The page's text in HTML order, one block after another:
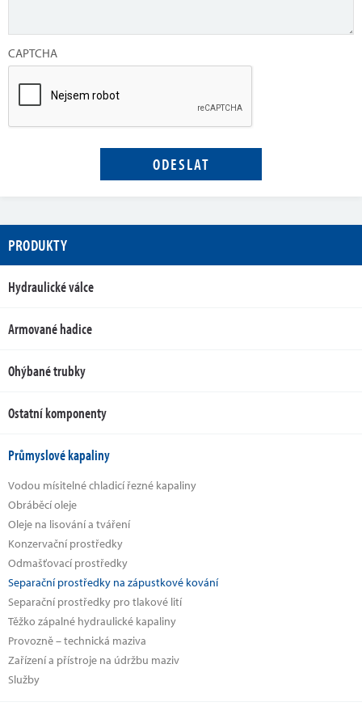
CAPTCHA
PRODUKTY
Hydraulické válce
Armované hadice
Ohýbané trubky
Ostatní komponenty
Průmyslové kapaliny
Vodou mísitelné chladicí řezné kapaliny
Obráběcí oleje
Oleje na lisování a tváření
Konzervační prostředky
Odmašťovací prostředky
Separační prostředky na zápustkové kování
Separační prostředky pro tlakové lití
Těžko zápalné hydraulické kapaliny
Provozně – technická maziva
Zařízení a přístroje na údržbu maziv
Služby